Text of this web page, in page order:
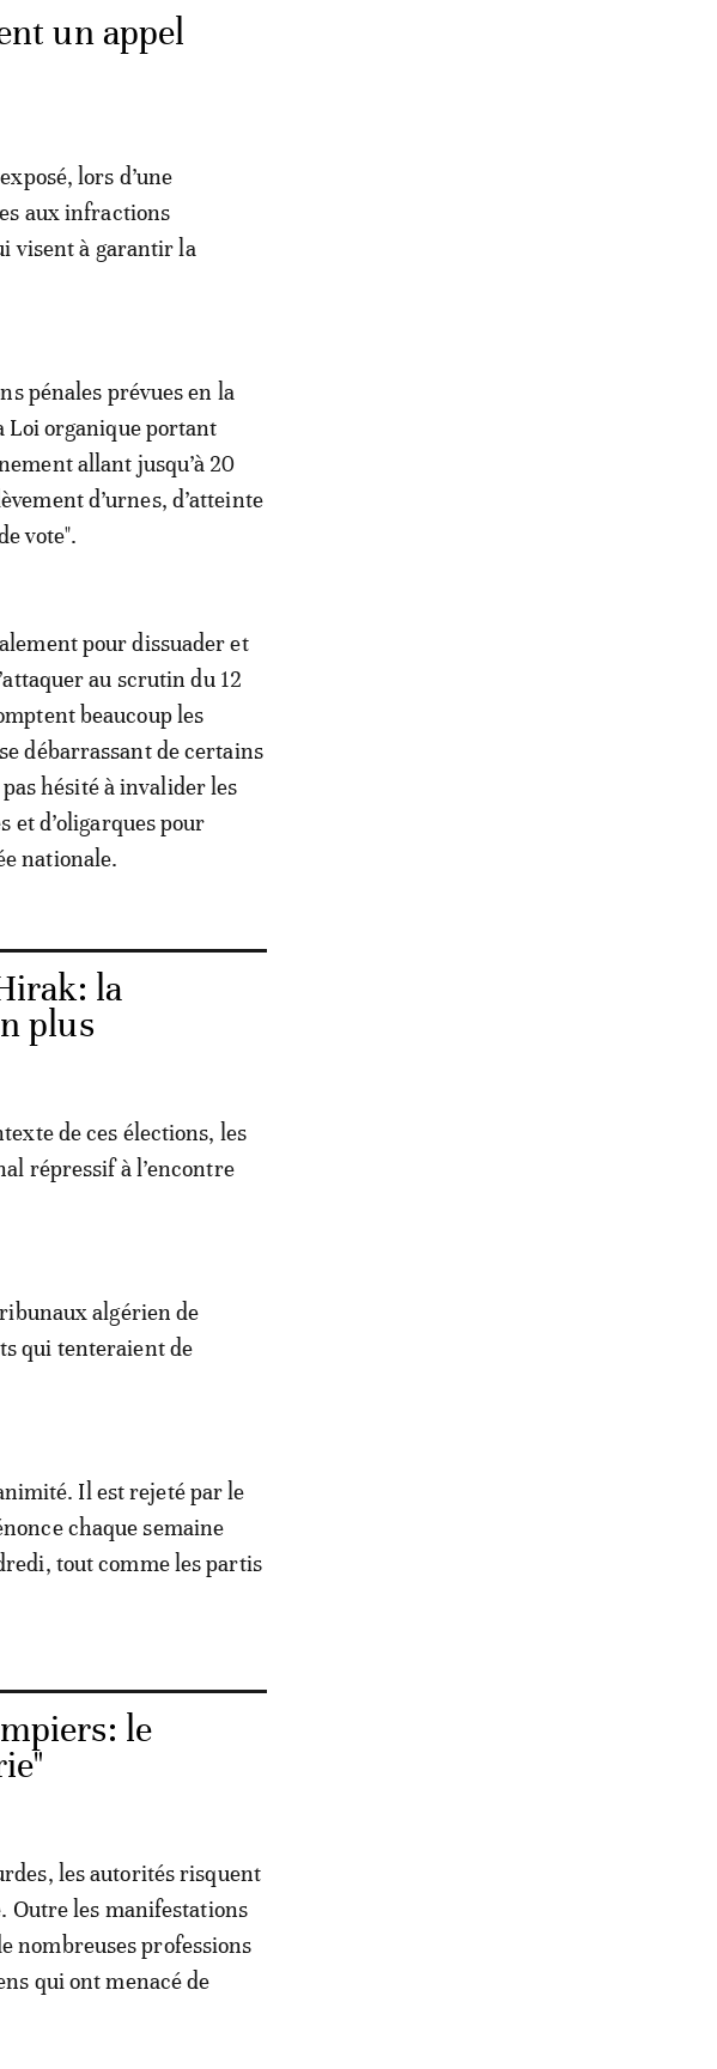
un appel
lors d’une
aux infractions
visent à garantir la
pénales prévues en la
Loi organique portant
allant jusqu’à 20
d’urnes, d’atteinte
vote".
pour dissuader et
au scrutin du 12
beaucoup les
débarrassant de certains
hésité à invalider les
d’oligarques pour
nationale.
la
plus
de ces élections, les
répressif à l’encontre
algérien de
qui tenteraient de
Il est rejeté par le
chaque semaine
tout comme les partis
le
les autorités risquent
Outre les manifestations
nombreuses professions
qui ont menacé de